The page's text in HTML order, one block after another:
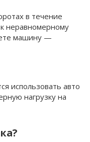
в течение
неравномерному
машину —
использовать авто
нагрузку на